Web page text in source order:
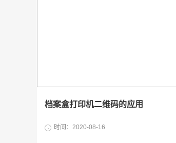
档案盒打印机二维码的应用
时间：2020-08-16